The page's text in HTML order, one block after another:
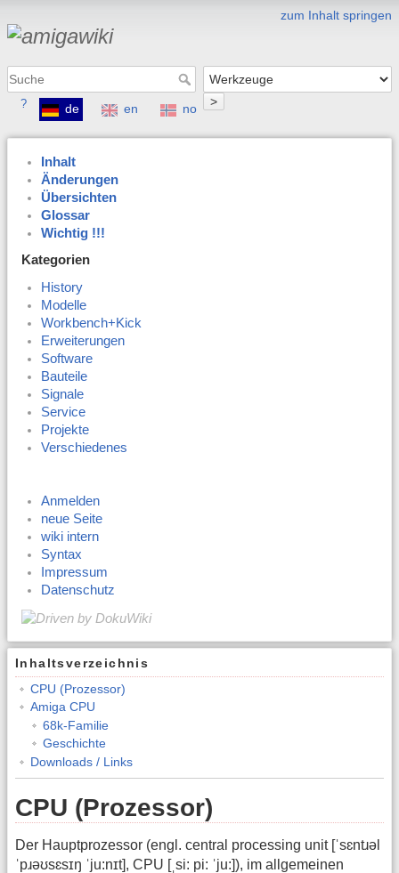
zum Inhalt springen
>
? de en no
Inhalt
Änderungen
Übersichten
Glossar
Wichtig !!!
Kategorien
History
Modelle
Workbench+Kick
Erweiterungen
Software
Bauteile
Signale
Service
Projekte
Verschiedenes
Anmelden
neue Seite
wiki intern
Syntax
Impressum
Datenschutz
Inhaltsverzeichnis
CPU (Prozessor)
Amiga CPU
68k-Familie
Geschichte
Downloads / Links
CPU (Prozessor)
Der Hauptprozessor (engl. central processing unit [ˈsɛntɹəl
ˈpɹəʊsɛsɪŋ ˈju:nɪt], CPU [ˌsi: pi: ˈju:]), im allgemeinen